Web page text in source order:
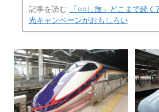
記事を読む
「○○し旅」どこまで続
光キャンペーンがおもしろい